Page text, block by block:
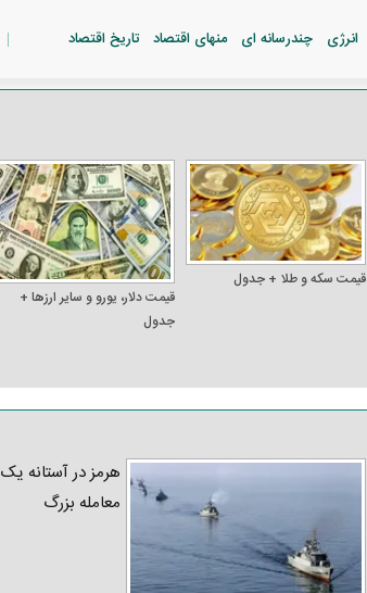
انرژی چندرسانه ای منهای اقتصاد تاریخ اقتصاد
قیمت سکه و طلا + جدول
قیمت دلار، یورو و سایر ارز‌ها +
جدول
هرمز در آستانه یک
معامله بزرگ